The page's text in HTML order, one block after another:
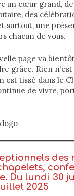
un cœur grand,
des
surtout, une
chacun de vous.
page va
grâce. Rien
est tissé dans le
de vivre,
des
Du lundi 30
2025